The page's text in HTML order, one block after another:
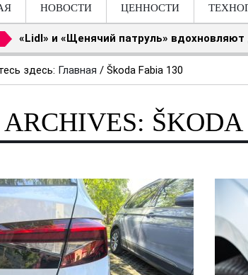
НОВОСТИ ЦЕННОСТИ
«Lidl» и «Щенячий патруль» вдохновляют
здесь: Главная / Škoda Fabia 130